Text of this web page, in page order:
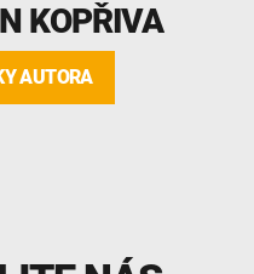
KOPŘIVA
AUTORA